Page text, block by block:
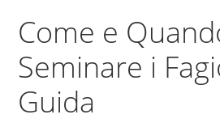
Come e
Seminare i
Guida